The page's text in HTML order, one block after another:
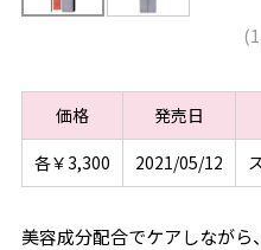
(1
価格 発売日
各￥3,300
2021/05/12
美容成分配合でケアしなが